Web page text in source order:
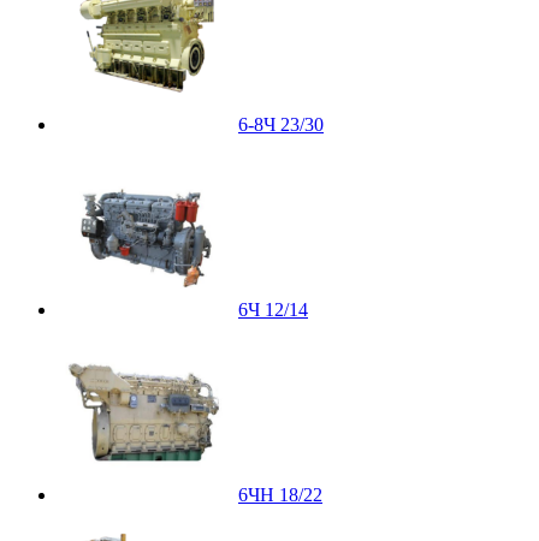
6-8Ч 23/30
6Ч 12/14
6ЧН 18/22